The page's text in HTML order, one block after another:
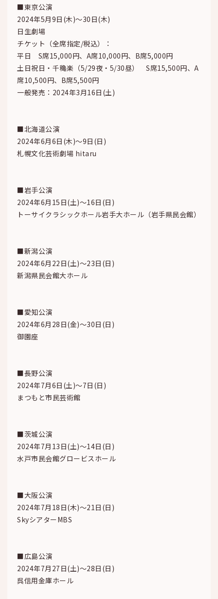
■東京公演
2024年5月9日(木)～30日(木)
日生劇場
チケット（全席指定/税込）：
平日 S席15,000円、A席10,000円、B席5,000円
土日祝日・千穐楽（5/29夜・5/30昼） S席15,500円、A
席10,500円、B席5,500円
一般発売：2024年3月16日(土)
■北海道公演
2024年6月6日(木)～9日(日)
札幌文化芸術劇場 hitaru
■岩手公演
2024年6月15日(土)～16日(日)
トーサイクラシックホール岩手大ホール（岩手県民会館）
■新潟公演
2024年6月22日(土)～23日(日)
新潟県民会館大ホール
■愛知公演
2024年6月28日(金)～30日(日)
御園座
■長野公演
2024年7月6日(土)～7日(日)
まつもと市民芸術館
■茨城公演
2024年7月13日(土)～14日(日)
水戸市民会館グロービスホール
■大阪公演
2024年7月18日(木)～21日(日)
SkyシアターMBS
■広島公演
2024年7月27日(土)～28日(日)
呉信用金庫ホール